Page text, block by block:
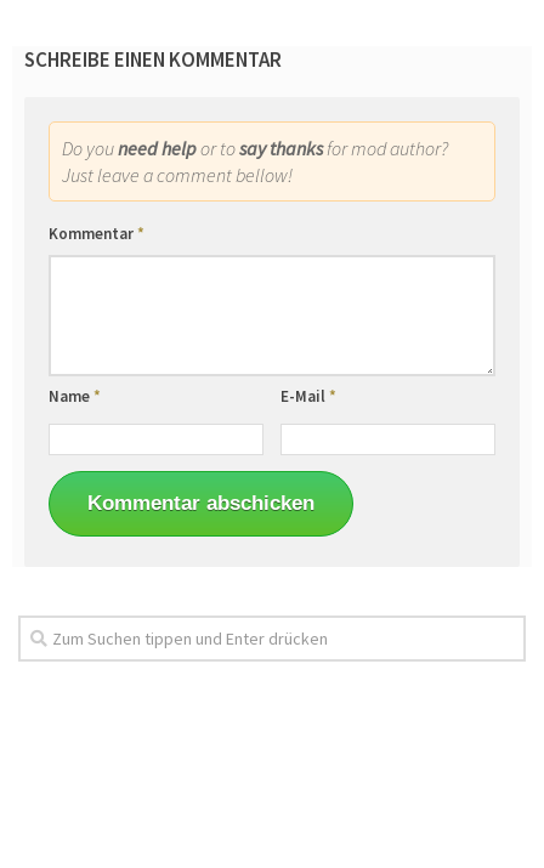
SCHREIBE EINEN KOMMENTAR
Do youneed helpor tosay thanksfor mod author?
Just leave a comment bellow!
Kommentar*
Name* E-Mail*